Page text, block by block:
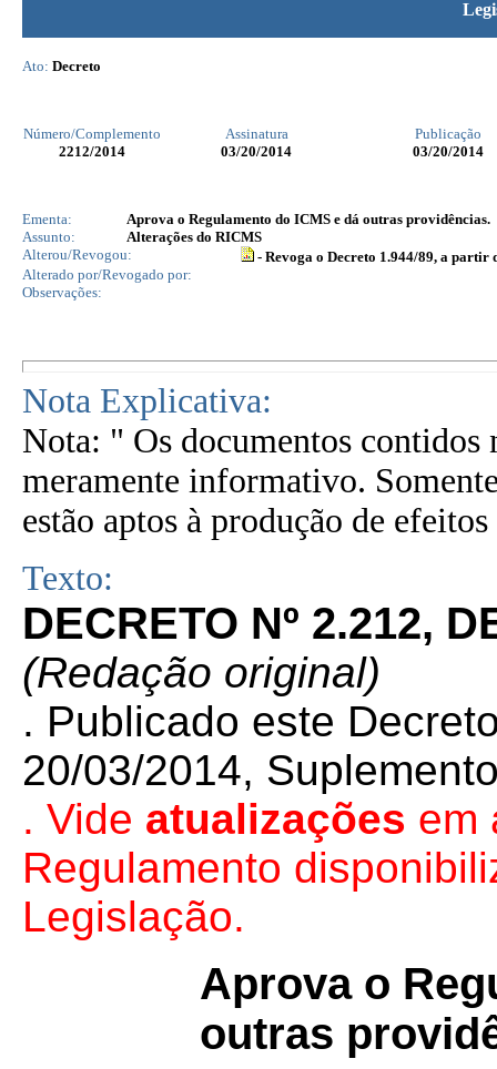
Ato: Decreto
Número/Complemento Assinatura
Publicação
2212/2014 03/20/2014 03/20/2014
Ementa:
Aprova o Regulamento do ICMS e dá outras providências.
Assunto:
Alterações do RICMS
Alterou/Revogou:
- Revoga o Decreto 1.944/89, a partir
Alterado por/Revogado por:
Observações:
Nota Explicativa:
Nota: " Os documentos contidos
meramente informativo.
estão aptos à produção de
Texto:
DECRETO Nº 2.212,
(Redação original)
. Publicado este
20/03/2014,
. Vide atualizações em
Regulamento
Legislação.
Aprova o
outras